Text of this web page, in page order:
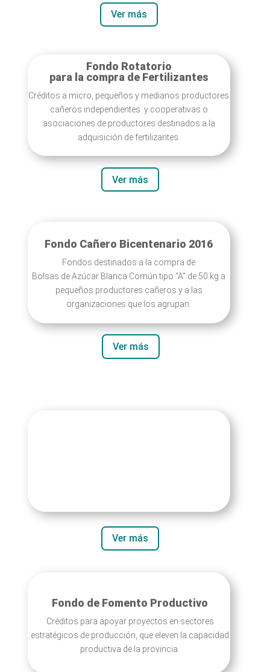
Ver más
Fondo Rotatorio
para la compra de Fertilizantes
Créditos a micro, pequeños y medianos productores
cañeros independientes y cooperativas o
asociaciones de productores destinados a la
adquisición de fertilizantes.
Ver más
Fondo Cañero Bicentenario 2016
Fondos destinados a la compra de
Bolsas de Azúcar Blanca Común tipo “A” de 50 kg a
pequeños productores cañeros y a las
organizaciones que los agrupan.
Ver más
Ver más
Fondo de Fomento Productivo
Créditos para apoyar proyectos en sectores
estratégicos de producción, que eleven la capacidad
productiva de la provincia.